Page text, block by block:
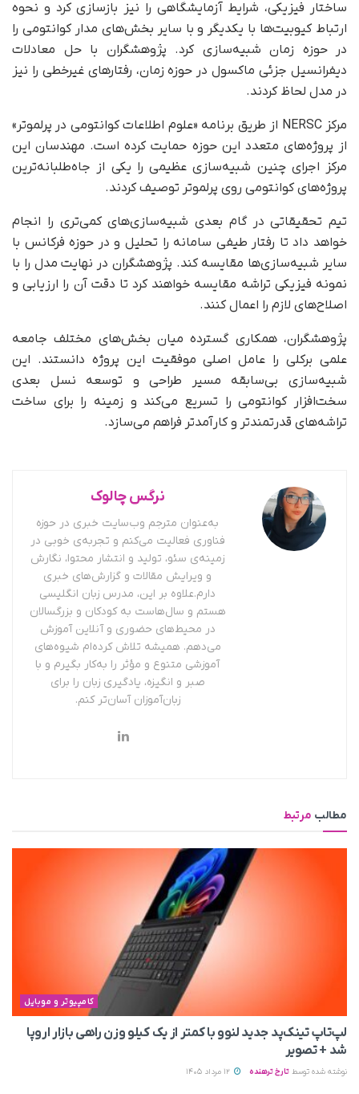
ساختار فیزیکی، شرایط آزمایشگاهی را نیز بازسازی کرد و نحوه
ارتباط کیوبیت‌ها با یکدیگر و با سایر بخش‌های مدار کوانتومی را
در حوزه زمان شبیه‌سازی کرد. پژوهشگران با حل معادلات
دیفرانسیل جزئی ماکسول در حوزه زمان، رفتارهای غیرخطی را نیز
در مدل لحاظ کردند.
مرکز NERSC از طریق برنامه «علوم اطلاعات کوانتومی در پرلموتر»
از پروژه‌های متعدد این حوزه حمایت کرده است. مهندسان این
مرکز اجرای چنین شبیه‌سازی عظیمی را یکی از جاه‌طلبانه‌ترین
پروژه‌های کوانتومی روی پرلموتر توصیف کردند.
تیم تحقیقاتی در گام بعدی شبیه‌سازی‌های کمی‌تری را انجام
خواهد داد تا رفتار طیفی سامانه را تحلیل و در حوزه فرکانس با
سایر شبیه‌سازی‌ها مقایسه کند. پژوهشگران در نهایت مدل را با
نمونه فیزیکی تراشه مقایسه خواهند کرد تا دقت آن را ارزیابی و
اصلاح‌های لازم را اعمال کنند.
پژوهشگران، همکاری گسترده میان بخش‌های مختلف جامعه
علمی برکلی را عامل اصلی موفقیت این پروژه دانستند. این
شبیه‌سازی بی‌سابقه مسیر طراحی و توسعه نسل بعدی
سخت‌افزار کوانتومی را تسریع می‌کند و زمینه را برای ساخت
تراشه‌های قدرتمندتر و کارآمدتر فراهم می‌سازد.
نرگس چالوک
به‌عنوان مترجم وب‌سایت خبری در حوزه
فناوری فعالیت می‌کنم و تجربه‌ی خوبی در
زمینه‌ی سئو، تولید و انتشار محتوا، نگارش
و ویرایش مقالات و گزارش‌های خبری
دارم.علاوه بر این، مدرس زبان انگلیسی
هستم و سال‌هاست به کودکان و بزرگسالان
در محیط‌های حضوری و آنلاین آموزش
می‌دهم. همیشه تلاش کرده‌ام شیوه‌های
آموزشی متنوع و مؤثر را به‌کار بگیرم و با
صبر و انگیزه، یادگیری زبان را برای
زبان‌آموزان آسان‌تر کنم.
مطالب مرتبط
کامپیوتر و موبایل
لپ‌تاپ تینک‌پد جدید لنوو با کمتر از یک کیلو وزن راهی بازار اروپا
شد + تصویر
نوشته شده توسط تارخ ترهنده